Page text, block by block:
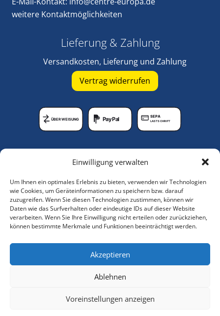
Einwilligung verwalten
Um Ihnen ein optimales Erlebnis zu bieten, verwenden wir Technologien
wie Cookies, um Geräteinformationen zu speichern bzw. darauf
zuzugreifen. Wenn Sie diesen Technologien zustimmen, können wir
Daten wie das Surfverhalten oder eindeutige IDs auf dieser Website
verarbeiten. Wenn Sie Ihre Einwilligung nicht erteilen oder zurückziehen,
können bestimmte Merkmale und Funktionen beeinträchtigt werden.
Akzeptieren
Ablehnen
Voreinstellungen anzeigen
weitere Kontaktmöglichkeiten
Lieferung & Zahlung
Versandkosten, Lieferung und Zahlung
Vertrag widerrufen
ÜBERWEISUNG PayPal SEPA
LASTSCHRIFT
Unternehmen
Anleitungsvideos
Über uns
Service